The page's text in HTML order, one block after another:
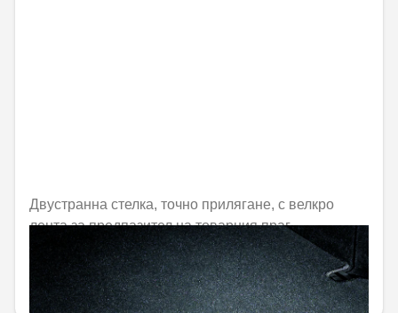
Двустранна стелка, точно прилягане, с велкро
лента за предпазител на товарния праг
Не е налично онлайн
154,69 € / 302,55 лв.